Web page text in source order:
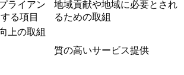
ライアン
る項目
地域貢献や地域に必要とされ
るための取組
上の取組
質の高いサービス提供